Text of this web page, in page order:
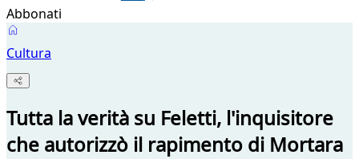
Abbonati
Cultura
Tutta la verità su Feletti, l'inquisitore
che autorizzò il rapimento di Mortara